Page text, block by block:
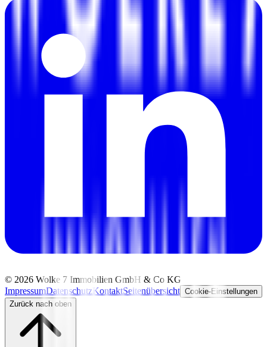
© 2026 Wolke 7 Immobilien GmbH & Co KG
ImpressumDatenschutzKontaktSeitenübersicht Cookie-Einstellungen
Zurück nach oben